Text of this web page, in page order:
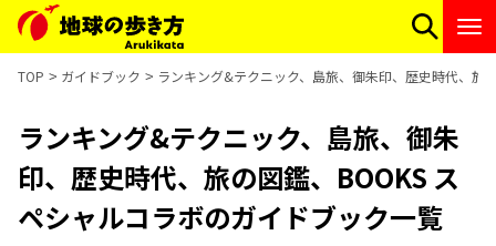
TOP ガイドブック ランキング&テクニック、島旅、御朱印、歴史時代、旅
ランキング&テクニック、島旅、御朱
印、歴史時代、旅の図鑑、BOOKS ス
ペシャルコラボのガイドブック一覧